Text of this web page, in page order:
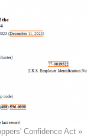
Confidence Act »